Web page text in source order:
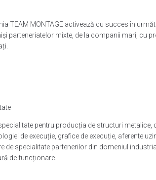
TEAM MONTAGE activează cu succes în
parteneriatelor mixte, de la companii mari,
pentru producția de structuri
de execuție, grafice de execuție, aferente
de specialitate partenerilor din domeniul
de funcționare.